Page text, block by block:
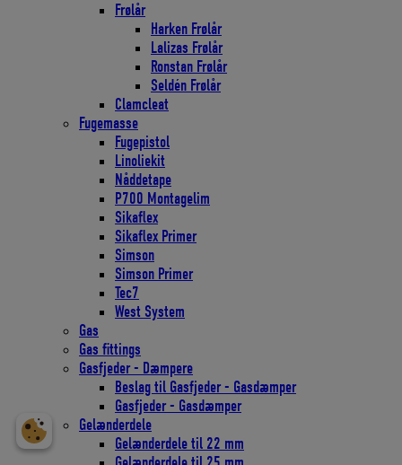
Frølår
Harken Frølår
Lalizas Frølår
Ronstan Frølår
Seldén Frølår
Clamcleat
Fugemasse
Fugepistol
Linoliekit
Nåddetape
P700 Montagelim
Sikaflex
Sikaflex Primer
Simson
Simson Primer
Tec7
West System
Gas
Gas fittings
Gasfjeder - Dæmpere
Beslag til Gasfjeder - Gasdæmper
Gasfjeder - Gasdæmper
Gelænderdele
Gelænderdele til 22 mm